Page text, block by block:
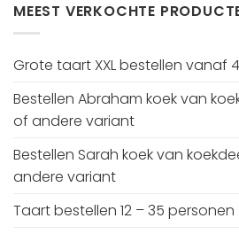
MEEST VERKOCHTE
Grote taart XXL bestellen vanaf
Bestellen Abraham koek van
of andere variant
Bestellen Sarah koek van
andere variant
Taart bestellen 12 – 35 personen